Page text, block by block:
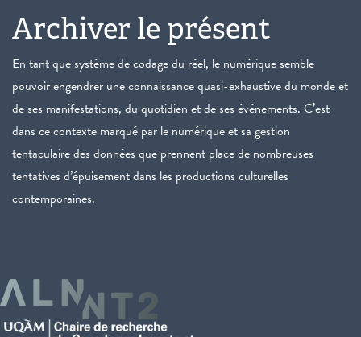
Archiver le présent
En tant que système de codage du réel, le numérique semble
pouvoir engendrer une connaissance quasi-exhaustive du monde et
de ses manifestations, du quotidien et de ses événements. C’est
dans ce contexte marqué par le numérique et sa gestion
tentaculaire des données que prennent place de nombreuses
tentatives d’épuisement dans les productions culturelles
contemporaines.